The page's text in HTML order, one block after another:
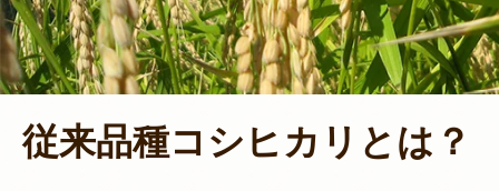
従来品種コシヒカリとは？